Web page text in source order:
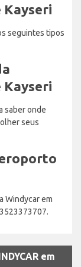
seguintes tipos
saber onde
seus
Windycar em
em